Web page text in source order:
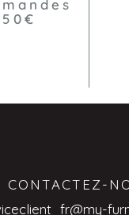
CONTACTEZ-